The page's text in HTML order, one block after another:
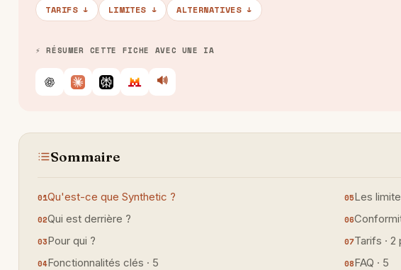
TARIFS ↓ LIMITES ↓ ALTERNATIVES ↓
⚡ RÉSUMER CETTE FICHE AVEC UNE IA
ChatGPTClaudePerplexityLe Chat
🔊
Écouter
Sommaire
Qu'est-ce que Synthetic ?
Qui est derrière ?
Pour qui ?
Fonctionnalités clés · 5
Les
Tarifs · 2
FAQ · 5